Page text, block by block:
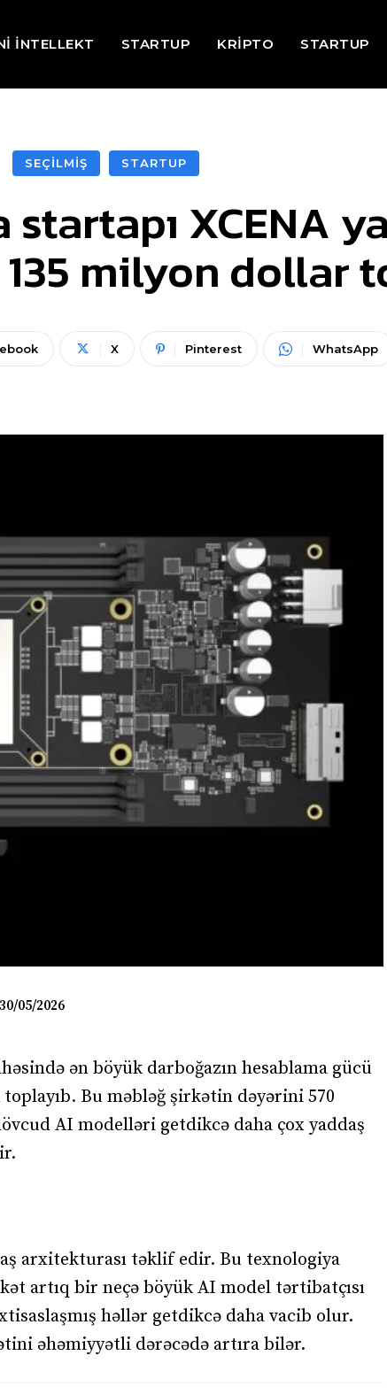
İNTELLEKT STARTUP KRİPTO STARTUP
SEÇİLMİŞ STARTUP
startapı XCENA
135 milyon dollar
X Pinterest WhatsApp
30/05/2026
ən böyük darboğazın hesablama gücü
Bu məbləğ şirkətin dəyərini 570
AI modelləri getdikcə daha çox yaddaş
arxitekturası təklif edir. Bu texnologiya
artıq bir neçə böyük AI model tərtibatçısı
həllər getdikcə daha vacib olur.
əhəmiyyətli dərəcədə artıra bilər.